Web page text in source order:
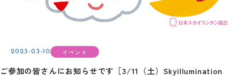
2023-03-10 イベント
ご参加の皆さんにお知らせです［3/11（土）Skyillumination